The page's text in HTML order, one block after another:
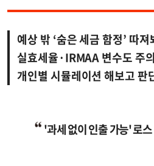
예상 밖 ‘숨은 세금 함정’ 따져
실효세율·IRMAA 변수도 주
개인별 시뮬레이션 해보고 판
'과세 없이 인출 가능' 로